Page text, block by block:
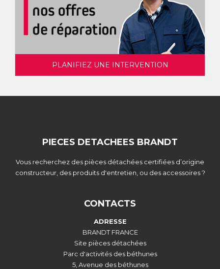
PLANIFIEZ UNE INTERVENTION
PIECES DETACHEES BRANDT
Vous recherchez des pièces détachées certifiées d’origine
constructeur, des produits d'entretien, ou des accessoires ?
CONTACTS
ADRESSE
BRANDT FRANCE
Site pièces détachées
Parc d'activités des béthunes
5, Avenue des béthunes